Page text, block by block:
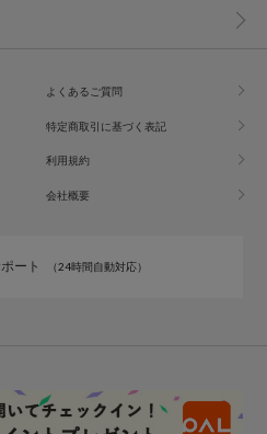
よくあるご質問
特定商取引に基づく表記
利用規約
会社概要
ート （24時間自動対応）